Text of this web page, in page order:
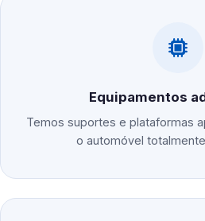
Equipamentos
Temos suportes e plataformas
o automóvel